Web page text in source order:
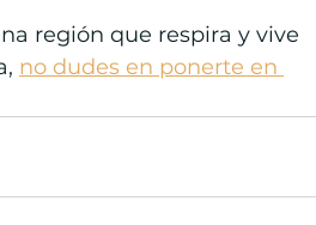
región que respira y vive
no dudes en ponerte en